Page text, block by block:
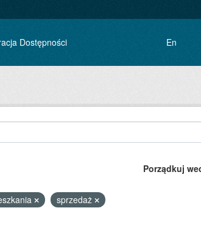
Dostępności En
Porządkuj
sprzedaż